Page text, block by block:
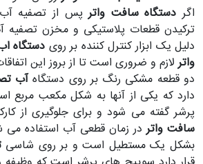
اگر دستگاه سافت واترپس از تصفیه
ترکیدن قطعات پلاستیکی و مخزن
دلیل یک ابزار کنترل کننده بر روی دستگاه
واترلازم و ضروری است تا از بروز این
دو قطعه مشکی رنگ بر روی دستگاهآب
دارد که یکی از آنها به شکل مکعب مربع
پرشر گفته می شود و برای جلوگیری از
سافت واتردر زمان قطعی آب استفاده می
بشکل یک مستطیل است و بر روی شاسی